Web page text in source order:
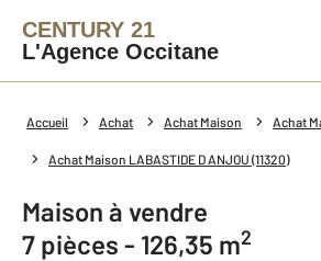
CENTURY 21
L'Agence Occitane
Accueil Achat Achat Maison Achat
Achat Maison LABASTIDE D ANJOU (11320)
Maison à vendre
7 pièces - 126,35 m2